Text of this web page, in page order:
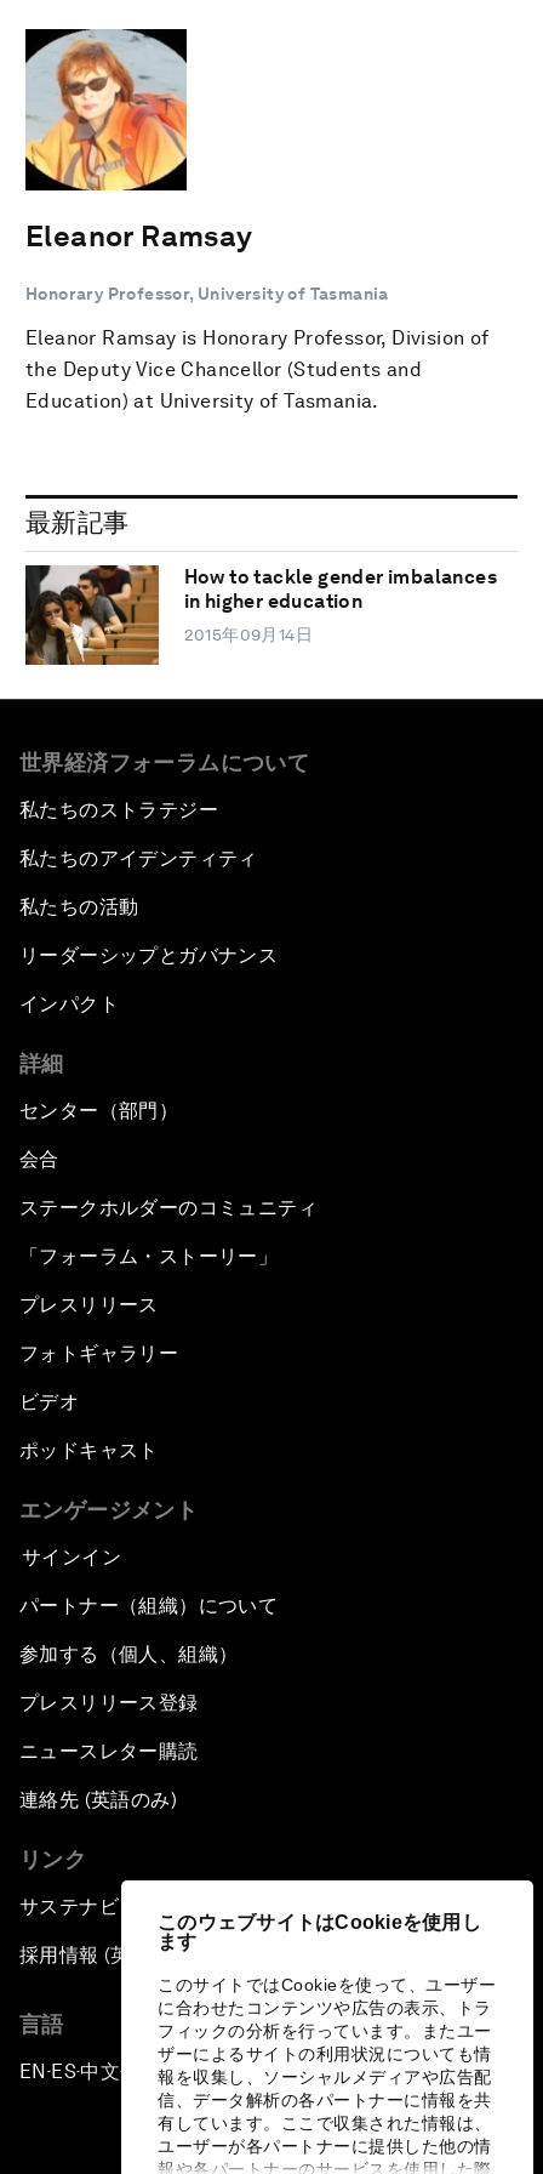
このウェブサイトはCookieを使用し
ます
このサイトではCookieを使って、ユーザー
に合わせたコンテンツや広告の表示、トラ
フィックの分析を行っています。またユー
ザーによるサイトの利用状況についても情
報を収集し、ソーシャルメディアや広告配
信、データ解析の各パートナーに情報を共
有しています。ここで収集された情報は、
ユーザーが各パートナーに提供した他の情
報や各パートナーのサービスを使用した際
Eleanor Ramsay
Honorary Professor, University of Tasmania
Eleanor Ramsay is Honorary Professor, Division of
the Deputy Vice Chancellor (Students and
Education) at University of Tasmania.
最新記事
How to tackle gender imbalances
in higher education
2015年09月14日
世界経済フォーラムについて
私たちのストラテジー
私たちのアイデンティティ
私たちの活動
リーダーシップとガバナンス
インパクト
詳細
センター（部門）
会合
ステークホルダーのコミュニティ
「フォーラム・ストーリー」
プレスリリース
フォトギャラリー
ビデオ
ポッドキャスト
エンゲージメント
サインイン
パートナー（組織）について
参加する（個人、組織）
プレスリリース登録
ニュースレター購読
連絡先 (英語のみ)
リンク
サステナビリティへの取り組み
採用情報 (英語のみ)
言語
EN ▪ES▪中文▪ 日本語